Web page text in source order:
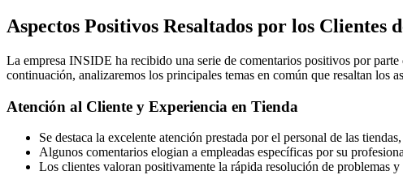
Aspectos Positivos Resaltados por los Clientes
La empresa INSIDE ha recibido una serie de comentarios positivos por
continuación, analizaremos los principales temas en común que resaltan los
Atención al Cliente y Experiencia en Tienda
Se destaca la excelente atención prestada por el personal de las
Algunos comentarios elogian a empleadas específicas por su
Los clientes valoran positivamente la rápida resolución de problemas